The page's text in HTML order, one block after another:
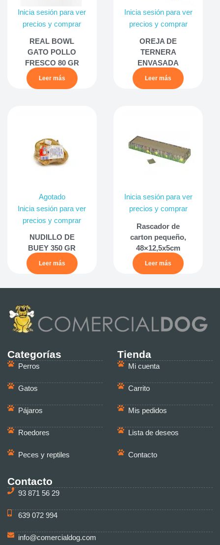
Inicia sesión para ver
precios y comprar
REAL BOWL
GATO POLLO
FRESCO 80 GR
Leer más
Inicia sesión para ver
precios y comprar
OREJA DE
TERNERA
ENVASADA
Leer más
Agotado
Inicia sesión para ver
precios y comprar
NUDILLO DE
BUEY 350 GR
Leer más
Inicia sesión para ver
precios y comprar
Rascador de
carton pequeño,
48×12,5x5cm
Leer más
Categorías
Perros
Gatos
Pájaros
Roedores
Peces y reptiles
Tienda
Mi cuenta
Carrito
Mis pedidos
Lista de deseos
Contacto
Contacto
93 871 56 29
639 072 994
info@comercialdog.com